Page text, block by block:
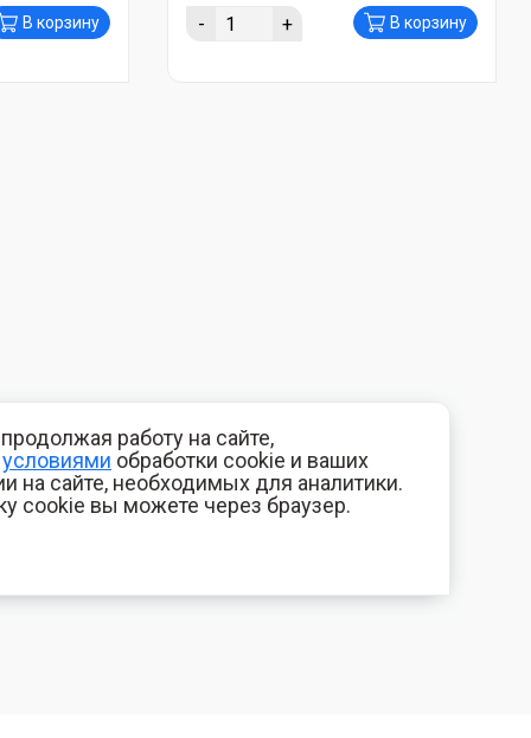
В корзину - + В корзину
работу на сайте,
условиями обработки cookie и ваших
на сайте, необходимых для аналитики.
cookie вы можете через браузер.